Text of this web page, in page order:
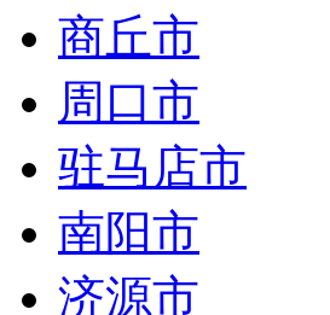
商丘市
周口市
驻马店市
南阳市
济源市